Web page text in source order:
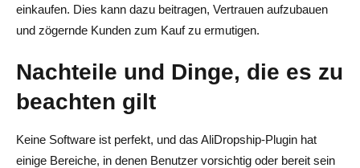
einkaufen. Dies kann dazu beitragen, Vertrauen aufzubauen
und zögernde Kunden zum Kauf zu ermutigen.
Nachteile und Dinge, die es zu
beachten gilt
Keine Software ist perfekt, und das AliDropship-Plugin hat
einige Bereiche, in denen Benutzer vorsichtig oder bereit sein